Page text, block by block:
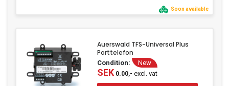
Soon available
Auerswald TFS-Universal Plus
Porttelefon
Condition: New
SEK0.00,- excl. vat